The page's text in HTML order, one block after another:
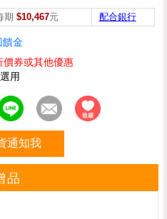
期 $10,467元 配合銀行
饋金
券或其他優惠
用
通知我
品